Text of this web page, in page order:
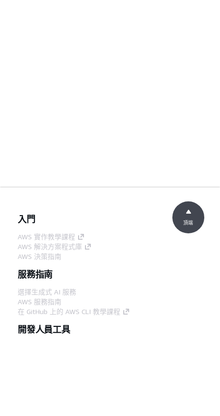
入門
AWS 實作教學課程
AWS 解決方案程式庫
AWS 決策指南
服務指南
選擇生成式 AI 服務
AWS 服務指南
在 GitHub 上的 AWS CLI 教學課程
開發人員工具
頂端